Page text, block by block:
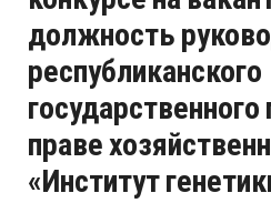
должность
республиканского
праве
«Институт